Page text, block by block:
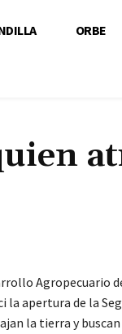
ORBE
Agropecuario
la apertura de la
la tierra y